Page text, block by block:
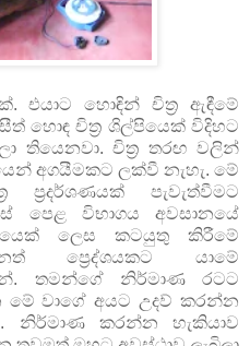
එයාට හොඳින් චිත්‍ර ඇඳීමේ
හොඳ චිත්‍ර ශිල්පියෙක් විදිහට
තියෙනවා. චිත්‍ර තරඟ වලින්
අගයීමකට ලක්වී නැහැ. මේ
පැවැත්වීමට
පෙළ විභාගය අවසානයේ
ලෙස කටයුතු කිරීමේ
ප්‍රෙද්ශයකට යාමේ
තමන්ගේ නිර්මාණ රටට
වාගේ අයට උදව් කරන්න
නිර්මාණ කරන්න හැකියාව